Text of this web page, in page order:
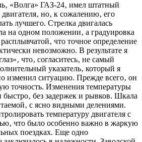
«Волга» ГАЗ-24‚ имел штатный
но‚ к сожалению‚ его
лучшего. Стрелка двигалась
на одном положении‚ а градуировка
что точное определение
невозможно. В результате я
что‚ согласитесь‚ не самый
указатель‚ который я
изменил ситуацию. Прежде всего‚ он
точность. Изменения температуры
быстро‚ без задержек и рывков. Шкала
с ясно видными делениями.
температуру двигателя с
что было особенно важно в жаркую
поездках. Еще одно